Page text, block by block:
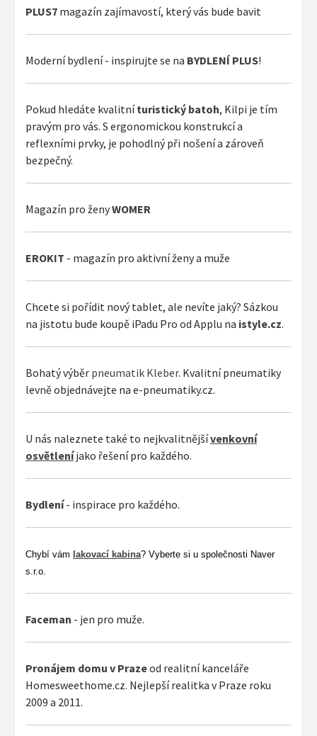
PLUS7 magazín zajímavostí, který vás bude bavit
Moderní bydlení - inspirujte se na BYDLENÍ PLUS!
Pokud hledáte kvalitníturistický batoh, Kilpi je tím
pravým pro vás. S ergonomickou konstrukcí a
reflexními prvky, je pohodlný při nošení a zároveň
bezpečný.
Magazín pro ženyWOMER
EROKIT - magazín pro aktivní ženy a muže
Chcete si pořídit nový tablet, ale nevíte jaký? Sázkou
na jistotu bude koupě iPadu Pro od Applu na istyle.cz.
Bohatý výběr pneumatik Kleber. Kvalitní pneumatiky
levně objednávejte na e-pneumatiky.cz.
U nás naleznete také to nejkvalitnějšívenkovní
osvětleníjako řešení pro každého.
Bydlení- inspirace pro každého.
Chybí vám lakovací kabina? Vyberte si u společnosti Naver
s.r.o.
Faceman - jen pro muže.
Pronájem domu v Prazeod realitní kanceláře
Homesweethome.cz. Nejlepší realitka v Praze roku
2009 a 2011.